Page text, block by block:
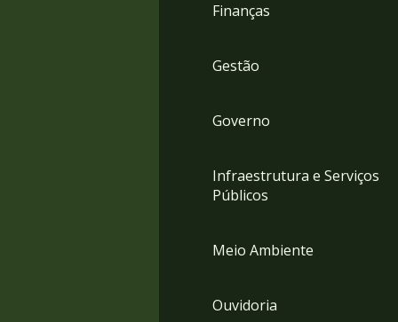
Finanças
Gestão
Governo
Infraestrutura e Serviços
Públicos
Meio Ambiente
Ouvidoria